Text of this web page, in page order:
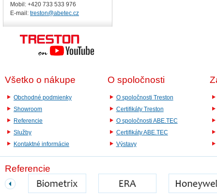
Mobil: +420 733 533 976
E-mail: treston@abetec.cz
Všetko o nákupe
Obchodné podmienky
Showroom
Referencie
Služby
Kontaktné informácie
O spoločnosti
O spoločnosti Treston
Certifikáty Treston
O spoločnosti ABE.TEC
Certifikáty ABE.TEC
Výstavy
Referencie